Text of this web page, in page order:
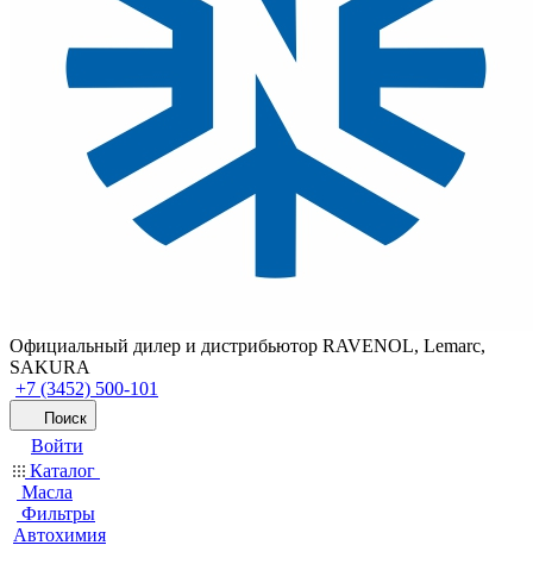
Официальный дилер и дистрибьютор RAVENOL, Lemarc,
SAKURA
+7 (3452) 500-101
Поиск
Войти
Каталог
Масла
Фильтры
Автохимия